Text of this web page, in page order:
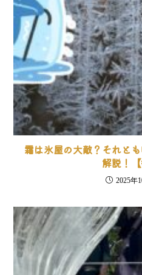
霜は氷屋の大敵？それと
解説！【
2025年